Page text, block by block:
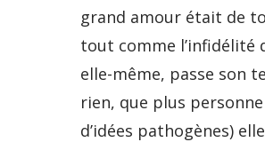
grand amour était de
tout comme l’infidélité
elle-même, passe son
rien, que plus personne
d’idées pathogènes)